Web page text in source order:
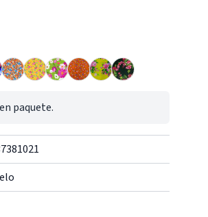
paquete.